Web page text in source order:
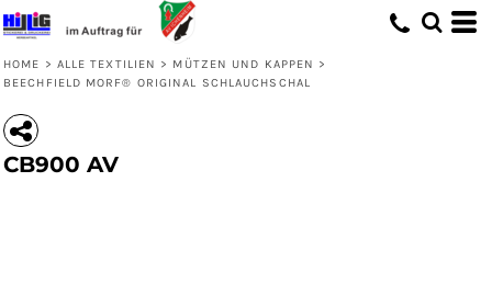
HOME > ALLE TEXTILIEN > MÜTZEN UND KAPPEN >
BEECHFIELD MORF® ORIGINAL SCHLAUCHSCHAL
CB900 AV